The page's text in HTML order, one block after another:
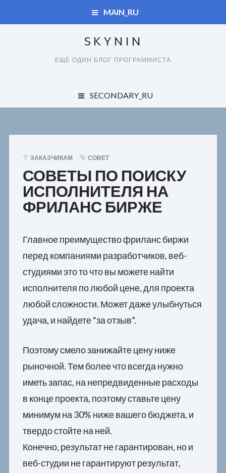
MAIN_RU
SKYNIN
ЕЩЁ ОДИН БЛОГ ПРОГРАММИСТА
SECONDARY_RU
РАЗРАБОТЧИКАМ
ЗАКАЗЧИКАМ СОВЕТ
СОВЕТЫ ПО ПОИСКУ
ИСПОЛНИТЕЛЯ НА
ФРИЛАНС БИРЖЕ
Главное преимущество фриланс биржи
перед компаниями разработчиков, веб-
студиями это то что вы можете найти
исполнителя по любой цене, для проекта
любой сложности. Может даже улыбнуться
удача, и найдете “за отзыв”.
Поэтому смело занижайте цену ниже
рыночной. Тем более что всегда нужно
иметь запас, на непредвиденные расходы
в конце проекта, поэтому ставьте цену
минимум на 30% ниже вашего бюджета, и
твердо стойте на ней.
Конечно, результат не гарантирован, но и
веб-студии не гарантируют результат,